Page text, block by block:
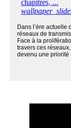
Dans l’ère actuelle
réseaux de
Face à la
travers ces
devenu une priorité